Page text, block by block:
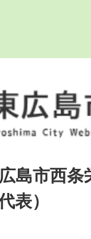
島市西
表）